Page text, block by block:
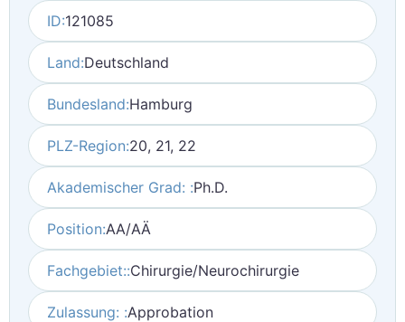
ID:121085
Land:Deutschland
Bundesland:Hamburg
PLZ-Region:20, 21, 22
Akademischer Grad: :Ph.D.
Position:AA/AÄ
Fachgebiet::Chirurgie/Neurochirurgie
Zulassung: :Approbation